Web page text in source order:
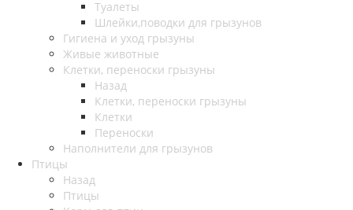
Туалеты
Шлейки,поводки для грызунов
Гигиена и уход грызуны
Живые животные
Клетки, переноски грызуны
Назад
Клетки, переноски грызуны
Клетки
Переноски
Наполнители для грызунов
Птицы
Назад
Птицы